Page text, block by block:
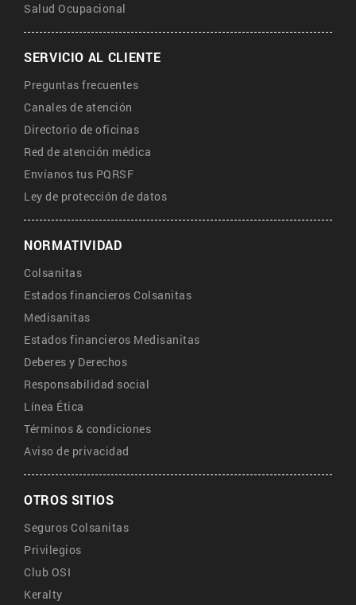
Salud Ocupacional
SERVICIO AL CLIENTE
Preguntas frecuentes
Canales de atención
Directorio de oficinas
Red de atención médica
Envíanos tus PQRSF
Ley de protección de datos
NORMATIVIDAD
Colsanitas
Estados financieros Colsanitas
Medisanitas
Estados financieros Medisanitas
Deberes y Derechos
Responsabilidad social
Línea Ética
Términos & condiciones
Aviso de privacidad
OTROS SITIOS
Seguros Colsanitas
Privilegios
Club OSI
Keralty